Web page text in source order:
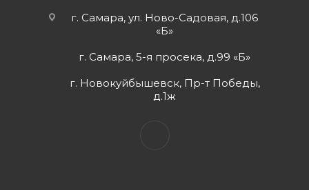
г. Самара, ул. Ново-Садовая, д.106
«Б»
г. Самара, 5-я просека, д.99 «Б»
г. Новокуйбышевск, Пр-т Победы,
д.1ж